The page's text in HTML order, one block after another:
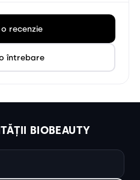
recenzie
întrebare
BIOBEAUTY